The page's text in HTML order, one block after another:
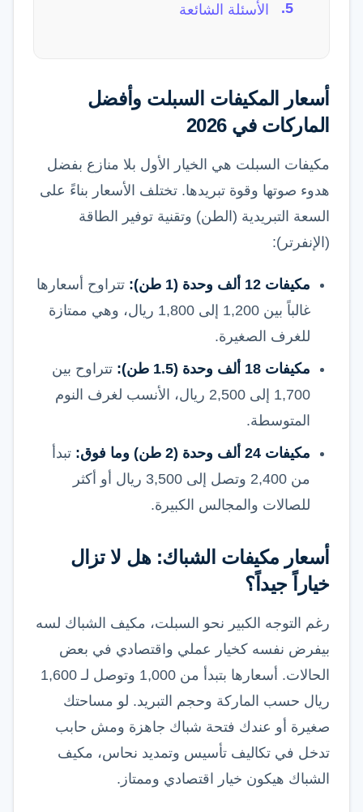
الأسئلة الشائعة
أسعار المكيفات السبلت وأفضل
الماركات في 2026
مكيفات السبلت هي الخيار الأول بلا منازع بفضل
هدوء صوتها وقوة تبريدها. تختلف الأسعار بناءً على
السعة التبريدية (الطن) وتقنية توفير الطاقة
(الإنفرتر):
مكيفات 12 ألف وحدة (1 طن):
تتراوح أسعارها
غالباً بين 1,200 إلى 1,800 ريال، وهي ممتازة
للغرف الصغيرة.
مكيفات 18 ألف وحدة (1.5 طن):
تتراوح بين
1,700 إلى 2,500 ريال، الأنسب لغرف النوم
المتوسطة.
مكيفات 24 ألف وحدة (2 طن) وما فوق:
تبدأ
من 2,400 وتصل إلى 3,500 ريال أو أكثر
للصالات والمجالس الكبيرة.
أسعار مكيفات الشباك: هل لا تزال
خياراً جيداً؟
رغم التوجه الكبير نحو السبلت، مكيف الشباك لسه
بيفرض نفسه كخيار عملي واقتصادي في بعض
الحالات. أسعارها بتبدأ من 1,000 وتوصل لـ 1,600
ريال حسب الماركة وحجم التبريد. لو مساحتك
صغيرة أو عندك فتحة شباك جاهزة ومش حابب
تدخل في تكاليف تأسيس وتمديد نحاس، مكيف
الشباك هيكون خيار اقتصادي وممتاز.